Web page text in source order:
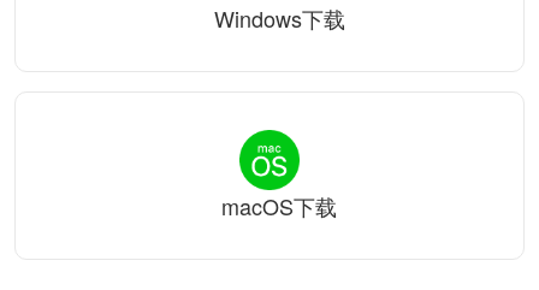
Windows下载
macOS下载